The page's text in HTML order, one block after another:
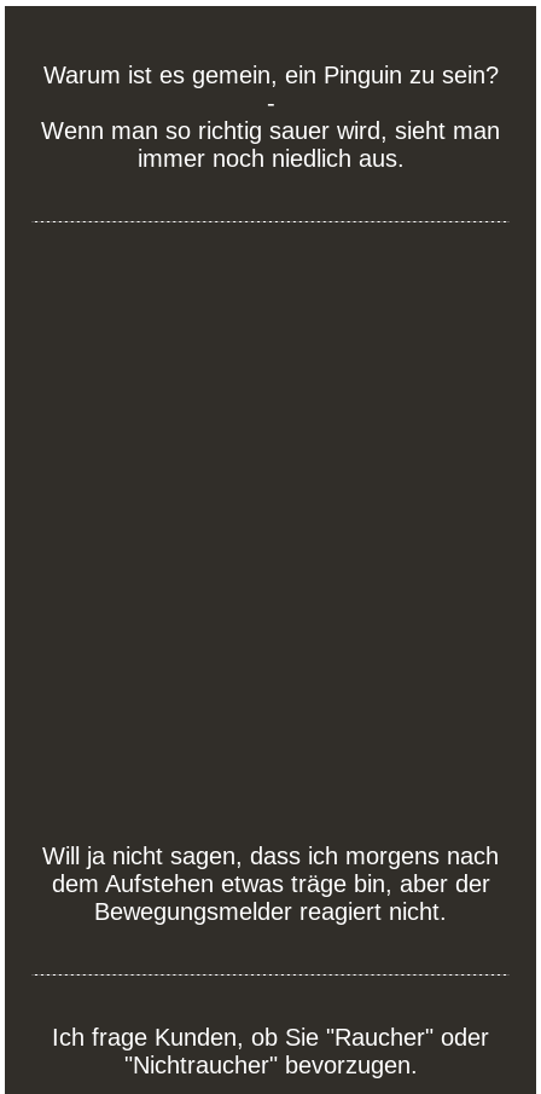
Warum ist es gemein, ein Pinguin zu sein?
-
Wenn man so richtig sauer wird, sieht man
immer noch niedlich aus.
Will ja nicht sagen, dass ich morgens nach
dem Aufstehen etwas träge bin, aber der
Bewegungsmelder reagiert nicht.
Ich frage Kunden, ob Sie "Raucher" oder
"Nichtraucher" bevorzugen.